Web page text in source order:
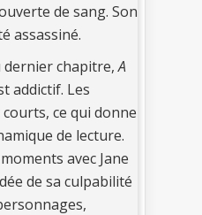
de sang. Son
assassiné.
dernier chapitre,A
addictif. Les
ce qui donne
de lecture.
avec Jane
de sa culpabilité